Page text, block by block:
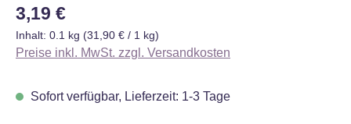
Regulärer Preis:
3,19 €
Inhalt: 0.1 kg (31,90 € / 1 kg)
Preise inkl. MwSt. zzgl. Versandkosten
Sofort verfügbar, Lieferzeit: 1-3 Tage